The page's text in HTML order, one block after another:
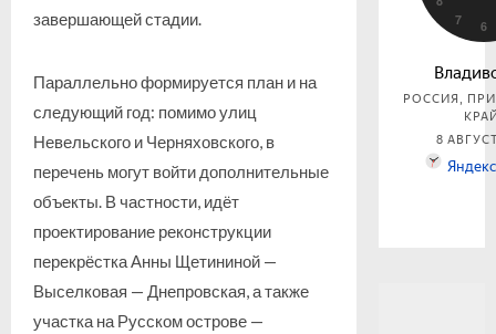
завершающей стадии.
Параллельно формируется план и на
следующий год: помимо улиц
Невельского и Черняховского, в
перечень могут войти дополнительные
объекты. В частности, идёт
проектирование реконструкции
перекрёстка Анны Щетининой —
Выселковая — Днепровская, а также
участка на Русском острове —